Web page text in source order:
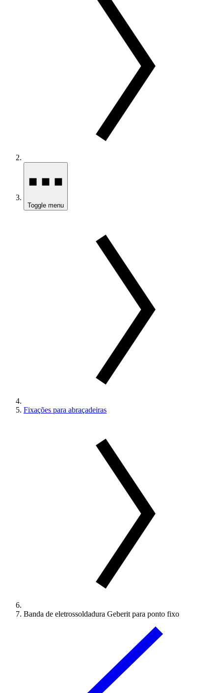
Toggle menu
Fixações para abraçadeiras
Banda de eletrossoldadura Geberit para ponto fixo